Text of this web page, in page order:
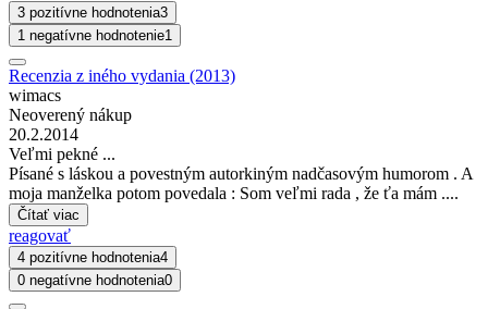
3 pozitívne hodnotenia3
1 negatívne hodnotenie1
Recenzia z iného vydania (2013)
wimacs
Neoverený nákup
20.2.2014
Veľmi pekné ...
Písané s láskou a povestným autorkiným nadčasovým humorom . A
moja manželka potom povedala : Som veľmi rada , že ťa mám ....
Čítať viac
reagovať
4 pozitívne hodnotenia4
0 negatívne hodnotenia0